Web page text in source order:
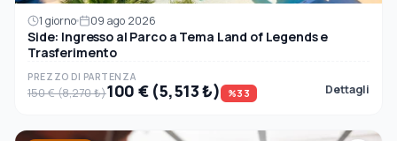
1 giorno 09 ago 2026
Side: Ingresso al Parco a Tema Land of Legends e
Trasferimento
PREZZO DI PARTENZA
150 € (8,270 ₺)100 € (5,513 ₺) %33 Dettagli